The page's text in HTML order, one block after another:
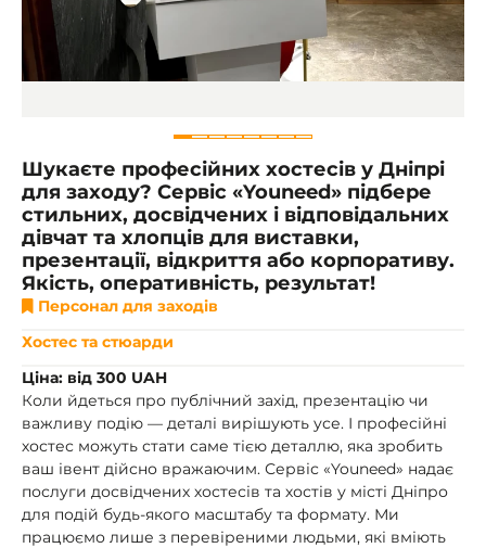
Шукаєте професійних хостесів у Дніпрі
для заходу? Сервіс «Youneed» підбере
стильних, досвідчених і відповідальних
дівчат та хлопців для виставки,
презентації, відкриття або корпоративу.
Якість, оперативність, результат!
Персонал для заходів
Хостес та стюарди
Ціна: від 300 UAH
Коли йдеться про публічний захід, презентацію чи
важливу подію — деталі вирішують усе. І професійні
хостес можуть стати саме тією деталлю, яка зробить
ваш івент дійсно вражаючим. Сервіс «Youneed» надає
послуги досвідчених хостесів та хостів у місті Дніпро
для подій будь-якого масштабу та формату. Ми
працюємо лише з перевіреними людьми, які вміють